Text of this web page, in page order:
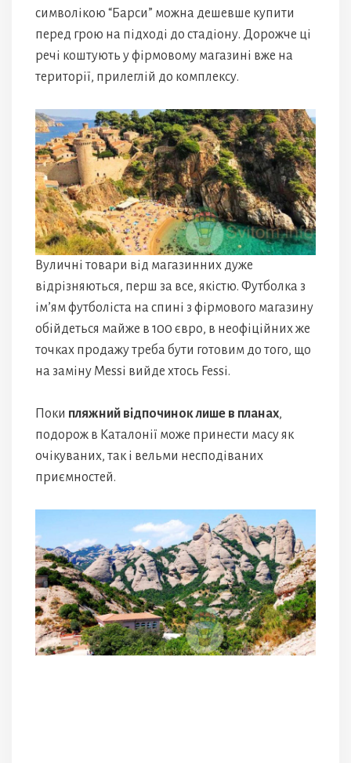
символікою “Барси” можна дешевше купити
перед грою на підході до стадіону. Дорожче ці
речі коштують у фірмовому магазині вже на
території, прилеглій до комплексу.
Вуличні товари від магазинних дуже
відрізняються, перш за все, якістю. Футболка з
ім’ям футболіста на спині з фірмового магазину
обійдеться майже в 100 євро, в неофіційних же
точках продажу треба бути готовим до того, що
на заміну Messi вийде хтось Fessi.
Поки пляжний відпочинок лише в планах,
подорож в Каталонії може принести масу як
очікуваних, так і вельми несподіваних
приємностей.